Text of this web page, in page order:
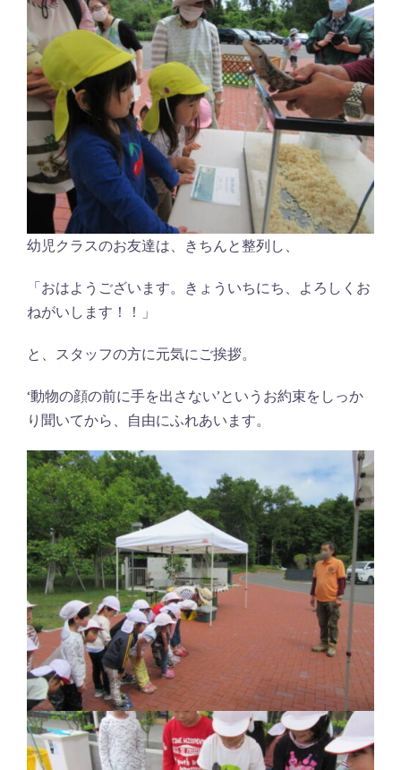
幼児クラスのお友達は、きちんと整列し、
「おはようございます。きょういちにち、よろしくお
ねがいします！！」
と、スタッフの方に元気にご挨拶。
‘動物の顔の前に手を出さない’というお約束をしっか
り聞いてから、自由にふれあいます。